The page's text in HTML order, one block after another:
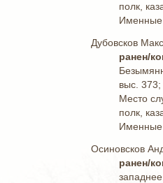
полк,
Именные
Дубовсков
ранен/
выс. 373;
Место
полк,
Именные
Осиновсков
ранен/